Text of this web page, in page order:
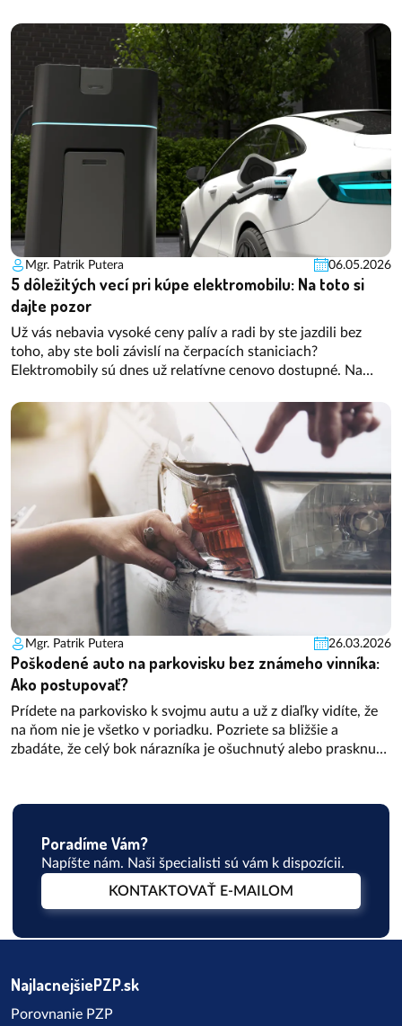
hľadať a kupovať autá u nás. V tomto článku vám poradíme,
ako správne postupovať pri predaji vozidla do EÚ, aby ste sa
vyhli častým chybám.
Mgr. Patrik Putera 06.05.2026
5 dôležitých vecí pri kúpe elektromobilu: Na toto si
dajte pozor
Už vás nebavia vysoké ceny palív a radi by ste jazdili bez
toho, aby ste boli závislí na čerpacích staniciach?
Elektromobily sú dnes už relatívne cenovo dostupné. Na
cenovkou hlboko pod 20 000 €. Na prvý pohľad výhodný
kúsok sa vám však môže vypomstiť. Na ktoré kľúčové veci si
dávať pozor, aby ste skôr či neskôr kúpu elektrického vozidla
Mgr. Patrik Putera 26.03.2026
Poškodené auto na parkovisku bez známeho vinníka:
Ako postupovať?
Prídete na parkovisko k svojmu autu a už z diaľky vidíte, že
na ňom nie je všetko v poriadku. Pozriete sa bližšie a
zbadáte, že celý bok nárazníka je ošuchnutý alebo prasknutý.
postupovať správne, aby ste nemuseli škody platiť z
Poradíme Vám?
Napíšte nám. Naši špecialisti sú vám k dispozícii.
KONTAKTOVAŤ E-MAILOM
NajlacnejšiePZP.sk
Porovnanie PZP